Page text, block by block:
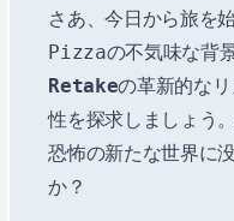
さあ、今日から旅
Pizzaの不気味な背
Retakeの革新的な
性を探求しましょう
恐怖の新たな世界に
か？